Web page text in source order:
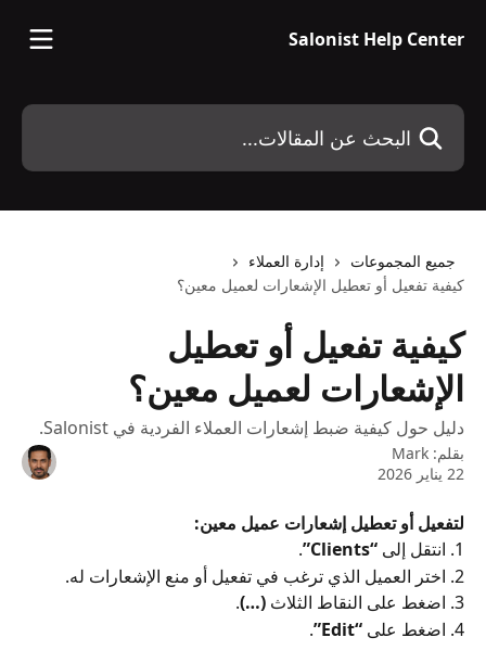
Salonist Help Center
البحث عن المقالات...
جميع المجموعات
إدارة العملاء
كيفية تفعيل أو تعطيل الإشعارات لعميل معين؟
كيفية تفعيل أو تعطيل
الإشعارات لعميل معين؟
دليل حول كيفية ضبط إشعارات العملاء الفردية في Salonist.
بقلم: Mark
22 يناير 2026
لتفعيل أو تعطيل إشعارات عميل معين:
1. انتقل إلى
“Clients”
.
2. اختر العميل الذي ترغب في تفعيل أو منع الإشعارات له.
3. اضغط على النقاط الثلاث
(…)
.
4. اضغط على
“Edit”
.